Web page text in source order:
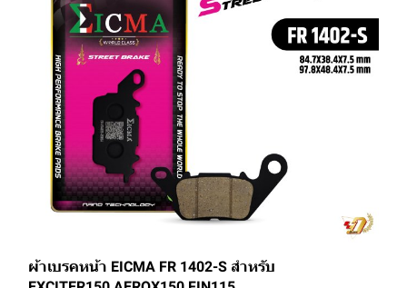
ผ้าเบรคหน้า EICMA FR 1402-S สำหรับ